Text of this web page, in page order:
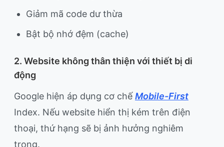
Giảm mã code dư thừa
Bật bộ nhớ đệm (cache)
2. Website không thân thiện với thiết bị di
động
Google hiện áp dụng cơ chế Mobile-First
Index. Nếu website hiển thị kém trên điện
thoại, thứ hạng sẽ bị ảnh hưởng nghiêm
trọng.